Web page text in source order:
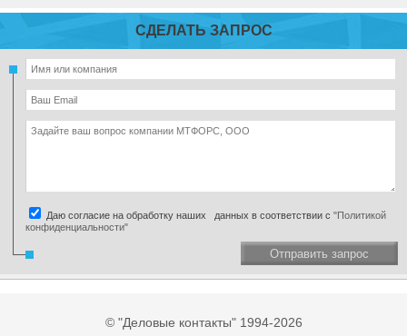
СДЕЛАТЬ ЗАПРОС
Даю согласие на обработку наших данных в соответствии с "Политикой
конфиденциальности"
Отправить запрос
© "Деловые контакты" 1994-2026